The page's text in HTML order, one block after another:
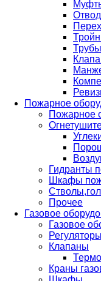
Трубы
Пожарное
Пожарное
Гидранты
Шкафы
Прочее
Газовое
Газовое
Клапаны
Краны